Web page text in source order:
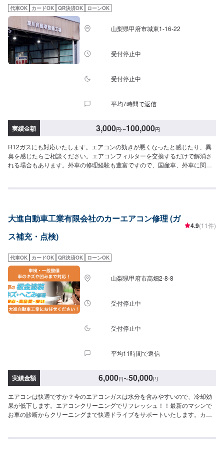
入庫の際はお気をつけてお越しください。駐車スペースは事務所前の空いて
いるスペースに駐車してください。受付はスタッフへ「メンテモで予約しま
した」とお伝えください。ご案内いたします。【定休日・営業時間】定休
日：水曜日営業時間：8:30~18:30
代車OK カードOK QR決済OK ローンOK
山梨県甲府市城東1-16-22
受付停止中
受付停止中
平均7時間で返信
実績金額 3,000円〜100,000円
R12ガスにも対応いたします。エアコンの効きが悪くなったと感じたり、異
臭を感じたらご相談ください。エアコンフィルターを交換するだけで解消さ
れる場合もあります。外車の修理経験も豊富ですので、国産車、外車に関わ
お車をしっかり点検・整備！◾自動車整備士資格の最高峰！【国家1級小型自
★お安く済ませたい…★お時間があまり取れない…などのご相談もお気軽に
どうぞ！【1】オファーにてお問い合わせ【2】お見積り【3】お見積りにご
納得いただければ作業開始【4】仕上がり次第納車---------代車について---------
お客様にご負担いただいております。---------注意---------※写真は見本です。※
状態や車種などにより、金額・納車時期が変わりますので、予めご了承くだ
さい。【定休日・営業時間】定休日：日曜日、祝日営業時間：10:00~19:00
大進自動車工業有限会社のカーエアコン修理 (ガ
ス補充・点検)
4.9(11件)
代車OK カードOK QR決済OK ローンOK
山梨県甲府市高畑2-8-8
受付停止中
受付停止中
平均11時間で返信
実績金額 6,000円〜50,000円
エアコンは快適ですか？今のエアコンガスは水分を含みやすいので、冷却効
果が低下します。エアコンクリーニングでリフレッシュ！！最新のマシンで
お車の診断からクリーニングまで快適ドライブをサポートいたします。カー
が考えられますので、定期的なエアコンクリーニングをオススメします。